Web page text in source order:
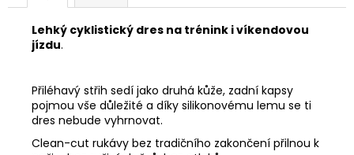
Lehký cyklistický dres na trénink i víkendovou
jízdu.
Přiléhavý střih sedí jako druhá kůže, zadní kapsy
pojmou vše důležité a díky silikonovému lemu se ti
dres nebude vyhrnovat.
Clean-cut rukávy bez tradičního zakončení přilnou k